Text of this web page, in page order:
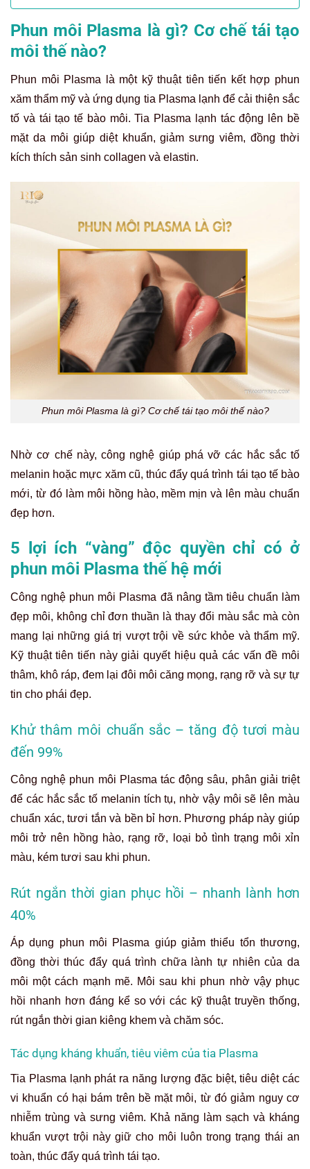
Phun môi Plasma là gì? Cơ chế tái tạo
môi thế nào?
Phun môi Plasma là một kỹ thuật tiên tiến kết hợp phun
xăm thẩm mỹ và ứng dụng tia Plasma lạnh để cải thiện sắc
tố và tái tạo tế bào môi. Tia Plasma lạnh tác động lên bề
mặt da môi giúp diệt khuẩn, giảm sưng viêm, đồng thời
kích thích sản sinh collagen và elastin.
Phun môi Plasma là gì? Cơ chế tái tạo môi thế nào?
Nhờ cơ chế này, công nghệ giúp phá vỡ các hắc sắc tố
melanin hoặc mực xăm cũ, thúc đẩy quá trình tái tạo tế bào
mới, từ đó làm môi hồng hào, mềm mịn và lên màu chuẩn
đẹp hơn.
5 lợi ích “vàng” độc quyền chỉ có ở
phun môi Plasma thế hệ mới
Công nghệ phun môi Plasma đã nâng tầm tiêu chuẩn làm
đẹp môi, không chỉ đơn thuần là thay đổi màu sắc mà còn
mang lại những giá trị vượt trội về sức khỏe và thẩm mỹ.
Kỹ thuật tiên tiến này giải quyết hiệu quả các vấn đề môi
thâm, khô ráp, đem lại đôi môi căng mọng, rạng rỡ và sự tự
tin cho phái đẹp.
Khử thâm môi chuẩn sắc – tăng độ tươi màu
đến 99%
Công nghệ phun môi Plasma tác động sâu, phân giải triệt
để các hắc sắc tố melanin tích tụ, nhờ vậy môi sẽ lên màu
chuẩn xác, tươi tắn và bền bỉ hơn. Phương pháp này giúp
môi trở nên hồng hào, rạng rỡ, loại bỏ tình trạng môi xỉn
màu, kém tươi sau khi phun.
Rút ngắn thời gian phục hồi – nhanh lành hơn
40%
Áp dụng phun môi Plasma giúp giảm thiểu tổn thương,
đồng thời thúc đẩy quá trình chữa lành tự nhiên của da
môi một cách mạnh mẽ. Môi sau khi phun nhờ vậy phục
hồi nhanh hơn đáng kể so với các kỹ thuật truyền thống,
rút ngắn thời gian kiêng khem và chăm sóc.
Tác dụng kháng khuẩn, tiêu viêm của tia Plasma
Tia Plasma lạnh phát ra năng lượng đặc biệt, tiêu diệt các
vi khuẩn có hại bám trên bề mặt môi, từ đó giảm nguy cơ
nhiễm trùng và sưng viêm. Khả năng làm sạch và kháng
khuẩn vượt trội này giữ cho môi luôn trong trạng thái an
toàn, thúc đẩy quá trình tái tạo.